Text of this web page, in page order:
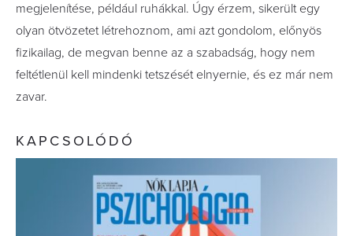
megjelenítése, például ruhákkal. Úgy érzem, sikerült egy
olyan ötvözetet létrehoznom, ami azt gondolom, előnyös
fizikailag, de megvan benne az a szabadság, hogy nem
feltétlenül kell mindenki tetszését elnyernie, és ez már nem
zavar.
KAPCSOLÓDÓ